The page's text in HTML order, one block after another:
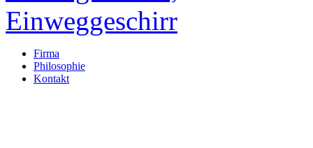
Firma
Philosophie
Kontakt